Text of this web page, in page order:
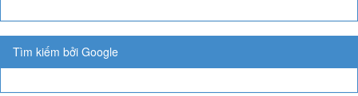
Tìm kiếm bởi Google